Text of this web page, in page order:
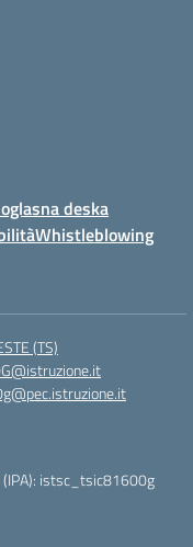
deska
Whistleblowing
(TS)
(IPA): istsc_tsic81600g